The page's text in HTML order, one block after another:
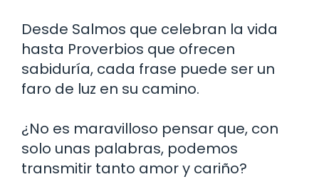
Desde Salmos que celebran la vida
hasta Proverbios que ofrecen
sabiduría, cada frase puede ser un
faro de luz en su camino.
¿No es maravilloso pensar que, con
solo unas palabras, podemos
transmitir tanto amor y cariño?